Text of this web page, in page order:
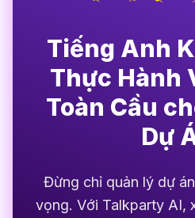
Tiếng Anh
Thực Hành
Toàn Cầu
Dự
Đừng chỉ quản lý dự
vọng. Với Talkparty AI,